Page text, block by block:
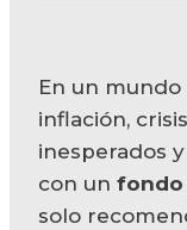
En un mundo
inflación,
inesperados
con un fondo
solo